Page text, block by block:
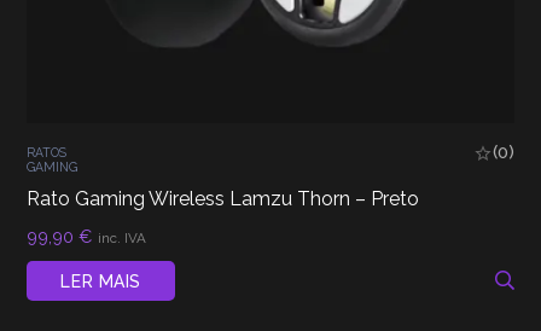
RATOS
GAMING
(0)
Rato Gaming Wireless Lamzu Thorn – Preto
99,90€ inc. IVA
LER MAIS